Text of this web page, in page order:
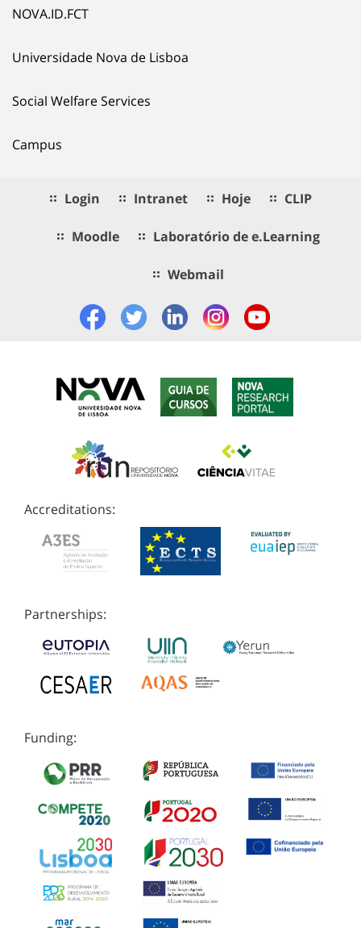
NOVA.ID.FCT
Universidade Nova de Lisboa
Social Welfare Services
Campus
Login Intranet Hoje CLIP
Moodle Laboratório de e.Learning
Webmail
Accreditations:
Partnerships:
Funding: